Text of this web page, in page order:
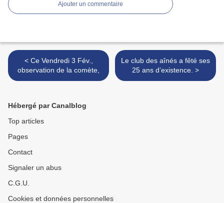
Ajouter un commentaire
< Ce Vendredi 3 Fév.,
observation de la comète,
Le club des aînés a fêté ses
25 ans d’existence. >
Hébergé par Canalblog
Top articles
Pages
Contact
Signaler un abus
C.G.U.
Cookies et données personnelles